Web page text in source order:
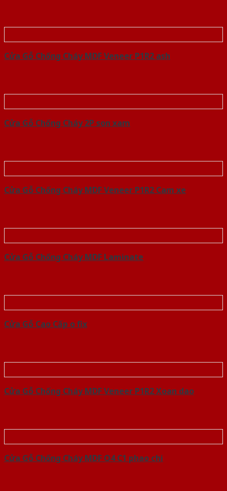
Cửa Gỗ Chống Cháy MDF Veneer P1R2 ash
Cửa Gỗ Chống Cháy 2P son xam
Cửa Gỗ Chống Cháy MDF Veneer P1R2 Cam xe
Cửa Gỗ Chống Cháy MDF Laminate
Cửa Gỗ Cao Cấp o fix
Cửa Gỗ Chống Cháy MDF Veneer P1R2 Xoan dao
Cửa Gỗ Chống Cháy MDF O4 C1 phao chi